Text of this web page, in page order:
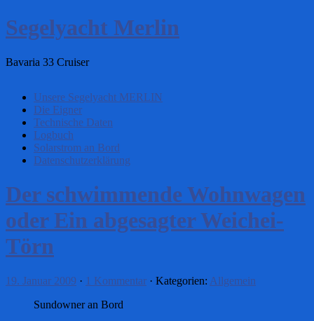
Segelyacht Merlin
Bavaria 33 Cruiser
Unsere Segelyacht MERLIN
Die Eigner
Technische Daten
Logbuch
Solarstrom an Bord
Datenschutzerklärung
Der schwimmende Wohnwagen
oder Ein abgesagter Weichei-
Törn
19. Januar 2009 · 1 Kommentar · Kategorien: Allgemein
Sundowner an Bord